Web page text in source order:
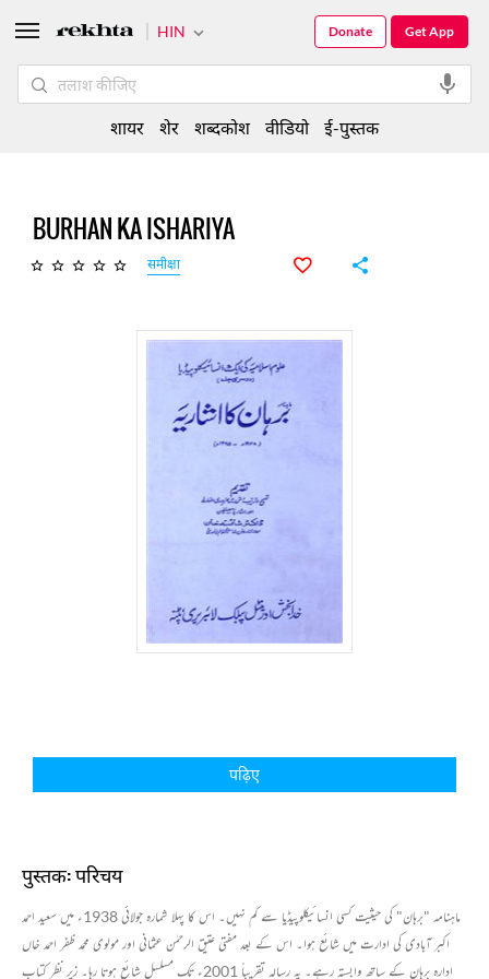
BURHAN KA ISHARIYA
समीक्षा
पढ़िए
पुस्तक: परिचय
ماہنامہ "برہان" کی حیثیت کسی انسائیکلوپیڈیا سے کم نہیں۔ اس کا پہلا شمارہ جولائی 1938ء میں سعید احمد
اکبر آبادی کی ادارت میں شائع ہوا۔ اس کے بعد مفتی عتیق الرحمٰن عثمانی اور مولوی محمد ظفر احمد خاں
ادارہ برہان کے ساتھ وابستہ رہے۔ یہ رسالہ تقریباً 2001ء تک مسلسل شائع ہوتا رہا۔ زیر نظر کتاب
HIN Get App
Donate
शायर शेर शब्दकोश वीडियो ई-पुस्तक